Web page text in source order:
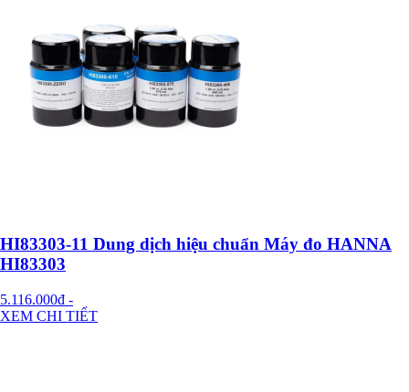
HI83303-11 Dung dịch hiệu chuẩn Máy đo HANNA
HI83303
5.116.000đ -
XEM CHI TIẾT